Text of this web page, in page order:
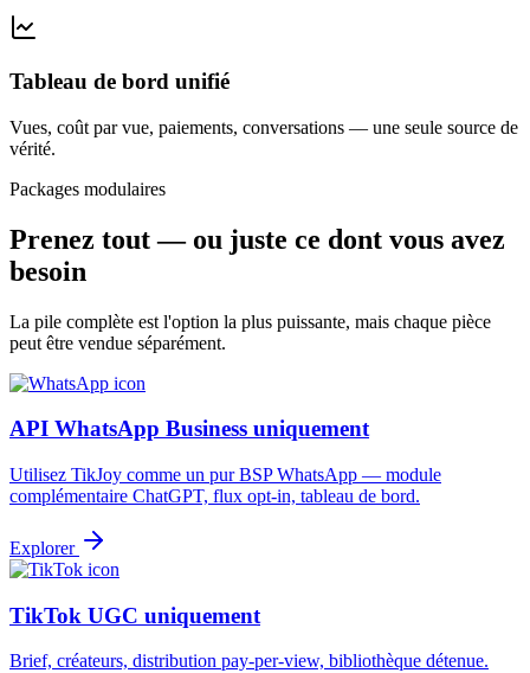
Tableau de bord unifié
Vues, coût par vue, paiements, conversations — une seule source de
vérité.
Packages modulaires
Prenez tout — ou juste ce dont vous avez
besoin
La pile complète est l'option la plus puissante, mais chaque pièce
peut être vendue séparément.
API WhatsApp Business uniquement
Utilisez TikJoy comme un pur BSP WhatsApp — module
complémentaire ChatGPT, flux opt-in, tableau de bord.
Explorer
TikTok UGC uniquement
Brief, créateurs, distribution pay-per-view, bibliothèque détenue.